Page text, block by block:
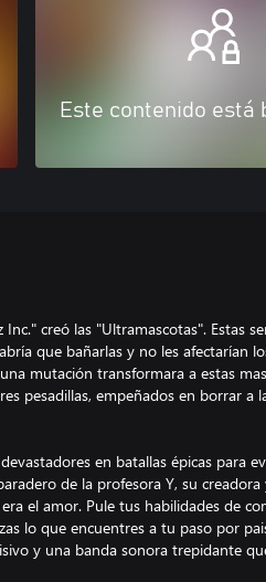
Este contenido está
creó las "Ultramascotas". Estas
que bañarlas y no les afectarían
mutación transformara a estas
pesadillas, empeñados en borrar a
en batallas épicas para
de la profesora Y, su creadora
el amor. Pule tus habilidades de
lo que encuentres a tu paso por
y una banda sonora trepidante